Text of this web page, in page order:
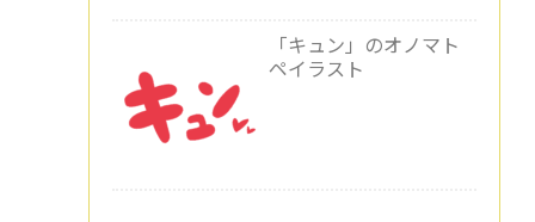
「キュン」のオノマト
ペイラスト